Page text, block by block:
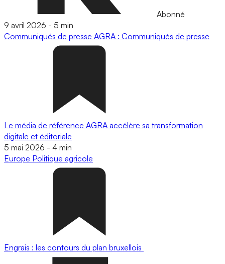
Abonné
9 avril 2026 - 5 min
Communiqués de presse AGRA : Communiqués de presse
Le média de référence AGRA accélère sa transformation
digitale et éditoriale
5 mai 2026 - 4 min
Europe Politique agricole
Engrais : les contours du plan bruxellois